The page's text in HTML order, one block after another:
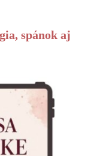
spánok aj